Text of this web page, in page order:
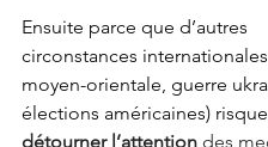
Ensuite parce que d’autres
circonstances
moyen-orientale, guerre
élections américaines)
détourner l’attention des